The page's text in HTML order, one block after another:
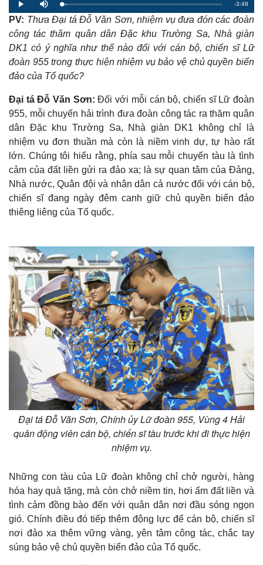
Quan sát
Cuộc sống đó đây
Hồ sơ
Multimedia
Video
Ảnh
E-Magazine
Infographic
P
l
a
y
M
u
t
e
L
o
a
d
d
3
.
1
1
R
e
m
a
n
g
m
-3:48
PV: Thưa Đại tá Đỗ Văn Sơn, nhiệm vụ đưa đón các đoàn
công tác thăm quân dân Đặc khu Trường Sa, Nhà giàn
DK1 có ý nghĩa như thế nào đối với cán bộ, chiến sĩ Lữ
đoàn 955 trong thực hiện nhiệm vụ bảo vệ chủ quyền biển
đảo của Tổ quốc?
Đại tá Đỗ Văn Sơn: Đối với mỗi cán bộ, chiến sĩ Lữ đoàn
955, mỗi chuyến hải trình đưa đoàn công tác ra thăm quân
dân Đặc khu Trường Sa, Nhà giàn DK1 không chỉ là
nhiệm vụ đơn thuần mà còn là niềm vinh dự, tự hào rất
lớn. Chúng tôi hiểu rằng, phía sau mỗi chuyến tàu là tình
cảm của đất liền gửi ra đảo xa; là sự quan tâm của Đảng,
Nhà nước, Quân đội và nhân dân cả nước đối với cán bộ,
chiến sĩ đang ngày đêm canh giữ chủ quyền biển đảo
thiêng liêng của Tổ quốc.
Đại tá Đỗ Văn Sơn, Chính ủy Lữ đoàn 955, Vùng 4 Hải
quân động viên cán bộ, chiến sĩ tàu trước khi đi thực hiện
nhiệm vụ.
Những con tàu của Lữ đoàn không chỉ chở người, hàng
hóa hay quà tặng, mà còn chở niềm tin, hơi ấm đất liền và
tình cảm đồng bào đến với quân dân nơi đầu sóng ngọn
gió. Chính điều đó tiếp thêm động lực để cán bộ, chiến sĩ
nơi đảo xa thêm vững vàng, yên tâm công tác, chắc tay
súng bảo vệ chủ quyền biển đảo của Tổ quốc.